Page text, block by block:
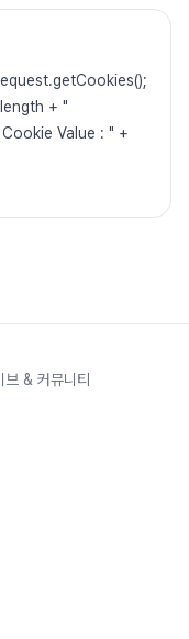
+ "
Value : " +
& 커뮤니티